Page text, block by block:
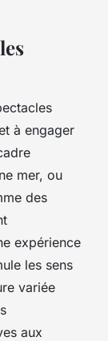
à engager
mer, ou
des
expérience
les sens
variée
aux